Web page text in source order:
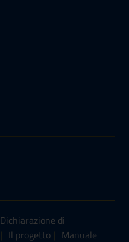
Dichiarazione di
| Il progetto | Manuale